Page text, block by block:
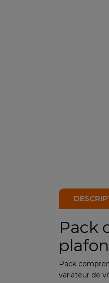
Pack
Pack
variateur de